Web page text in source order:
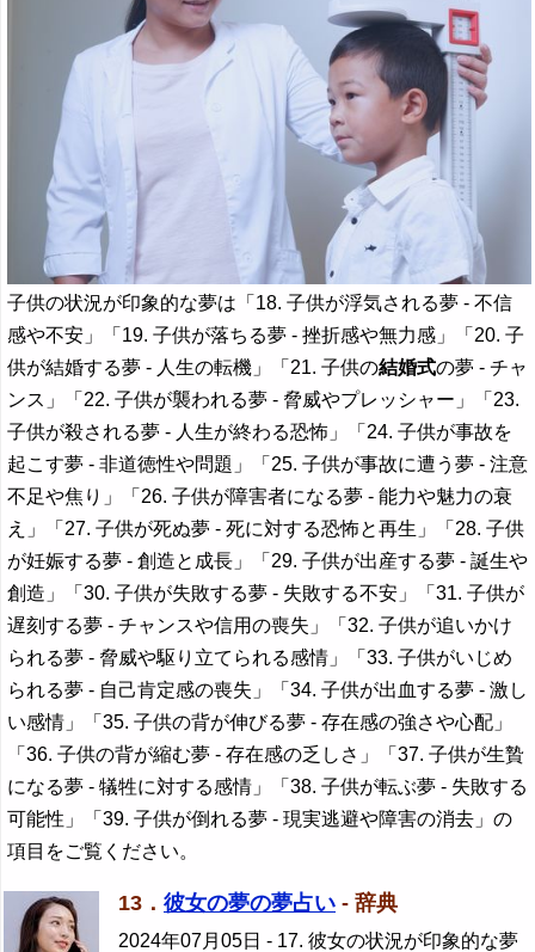
子供の状況が印象的な夢は「18. 子供が浮気される夢 - 不信
感や不安」「19. 子供が落ちる夢 - 挫折感や無力感」「20. 子
供が結婚する夢 - 人生の転機」「21. 子供の結婚式の夢 - チャ
ンス」「22. 子供が襲われる夢 - 脅威やプレッシャー」「23.
子供が殺される夢 - 人生が終わる恐怖」「24. 子供が事故を
起こす夢 - 非道徳性や問題」「25. 子供が事故に遭う夢 - 注意
不足や焦り」「26. 子供が障害者になる夢 - 能力や魅力の衰
え」「27. 子供が死ぬ夢 - 死に対する恐怖と再生」「28. 子供
が妊娠する夢 - 創造と成長」「29. 子供が出産する夢 - 誕生や
創造」「30. 子供が失敗する夢 - 失敗する不安」「31. 子供が
遅刻する夢 - チャンスや信用の喪失」「32. 子供が追いかけ
られる夢 - 脅威や駆り立てられる感情」「33. 子供がいじめ
られる夢 - 自己肯定感の喪失」「34. 子供が出血する夢 - 激し
い感情」「35. 子供の背が伸びる夢 - 存在感の強さや心配」
「36. 子供の背が縮む夢 - 存在感の乏しさ」「37. 子供が生贄
になる夢 - 犠牲に対する感情」「38. 子供が転ぶ夢 - 失敗する
可能性」「39. 子供が倒れる夢 - 現実逃避や障害の消去」の
項目をご覧ください。
13． 彼女の夢の夢占い - 辞典
2024年07月05日 - 17. 彼女の状況が印象的な夢